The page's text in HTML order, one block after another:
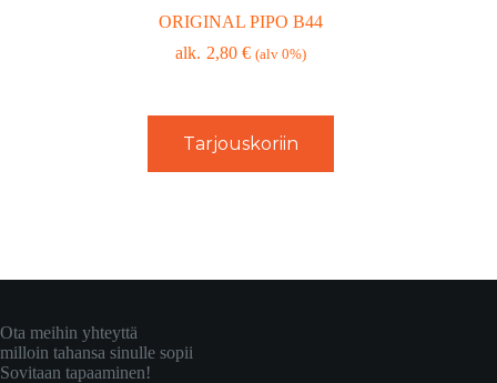
ORIGINAL PIPO B44
2,80€ (alv 0%)
Tarjouskoriin
Ota meihin yhteyttä
milloin tahansa sinulle sopii
Sovitaan tapaaminen!